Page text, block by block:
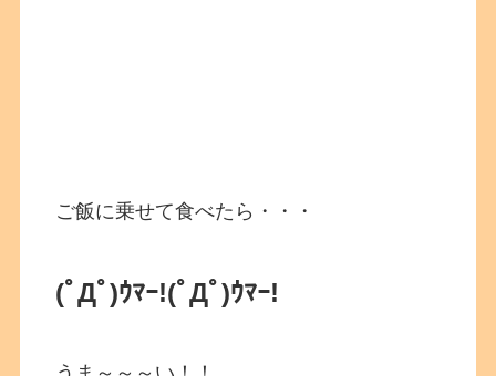
ご飯に乗せて食べたら・・・
(ﾟДﾟ)ｳﾏｰ!(ﾟДﾟ)ｳﾏｰ!